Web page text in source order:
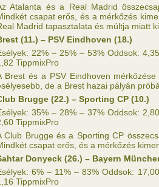
Atalanta és a Real Madrid
csapat erős, és a mérkőzés
Madrid tapasztalata és múltja miatt
(11.) – PSV Eindhoven (18.)
22% – 25% – 53% Oddsok:
TippmixPro
Brest és a PSV Eindhoven
de a Brest hazai pályán
Brugge (22.) – Sporting CP (10.)
35% – 28% – 37% Oddsok:
TippmixPro
Club Brugge és a Sporting CP
csapat erős, és a mérkőzés
Donyeck (26.) – Bayern
6% – 11% – 83% Oddsok:
TippmixPro